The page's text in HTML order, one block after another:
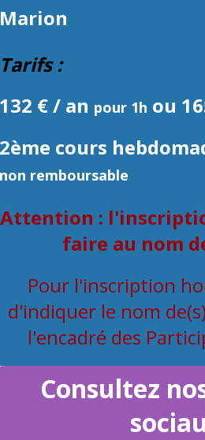
:
€ / an pour 1h ou
cours
remboursable
Attention :
faire au nom
Pour l'inscription
d'indiquer le nom
l'encadré des
Consultez